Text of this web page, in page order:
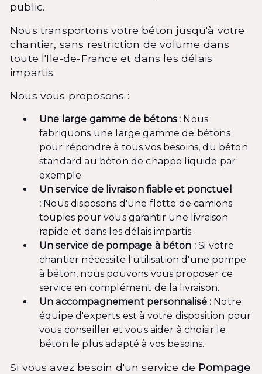
public.
Nous transportons votre béton jusqu'à votre
chantier, sans restriction de volume dans
toute l'Ile-de-France et dans les délais
impartis.
Nous vous proposons :
Une large gamme de bétons : Nous
fabriquons une large gamme de bétons
pour répondre à tous vos besoins, du béton
standard au béton de chappe liquide par
exemple.
Un service de livraison fiable et ponctuel
: Nous disposons d'une flotte de camions
toupies pour vous garantir une livraison
rapide et dans les délais impartis.
Un service de pompage à béton :Si votre
chantier nécessite l'utilisation d'une pompe
à béton, nous pouvons vous proposer ce
service en complément de la livraison.
Un accompagnement personnalisé : Notre
équipe d'experts est à votre disposition pour
vous conseiller et vous aider à choisir le
béton le plus adapté à vos besoins.
Si vous avez besoin d'un service de Pompage